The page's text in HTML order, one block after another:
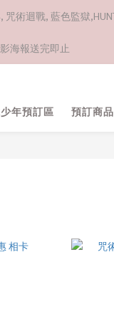
術迴戰, 藍色監獄
海報送完即止
年預訂區 預訂商品